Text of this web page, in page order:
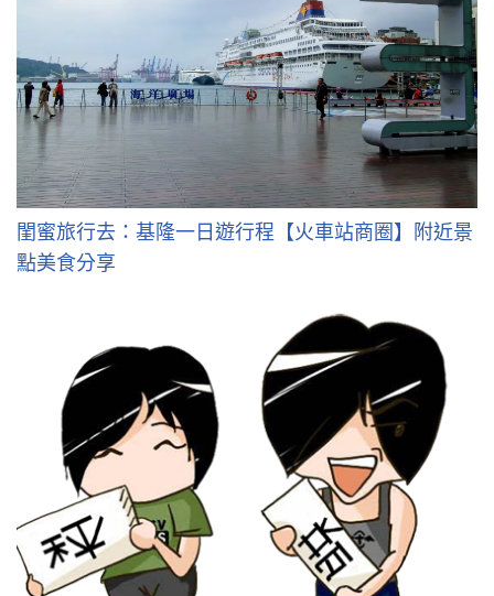
閨蜜旅行去：基隆一日遊行程【火車站商圈】附近景
點美食分享